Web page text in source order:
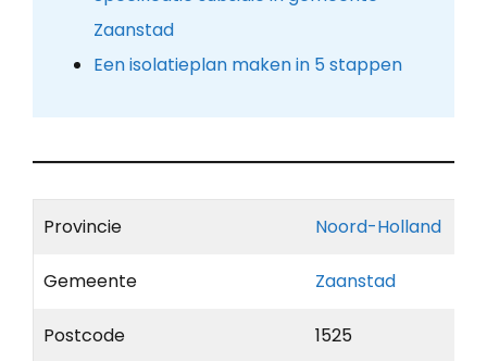
Zaanstad
Een isolatieplan maken in 5 stappen
Provincie Noord-Holland
Gemeente Zaanstad
Postcode 1525